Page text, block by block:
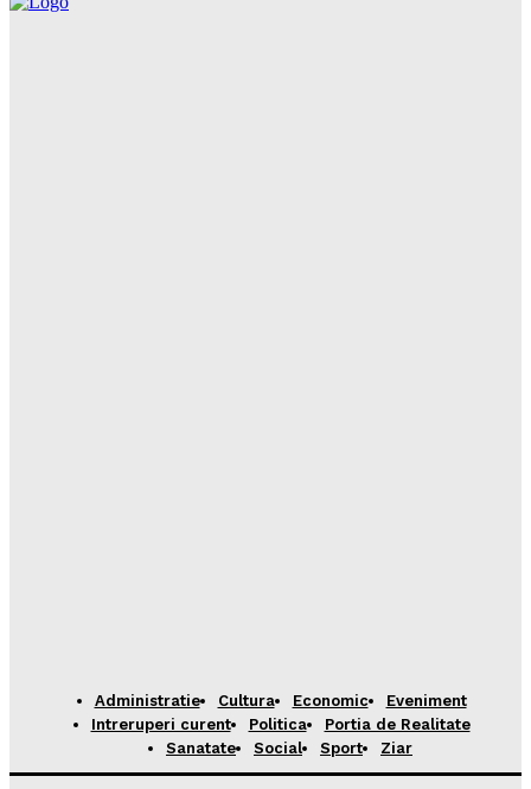
Administratie Cultura Economic
Eveniment
Intreruperi curent
Politica
Portia de Realitate
Sanatate
Social Sport Ziar